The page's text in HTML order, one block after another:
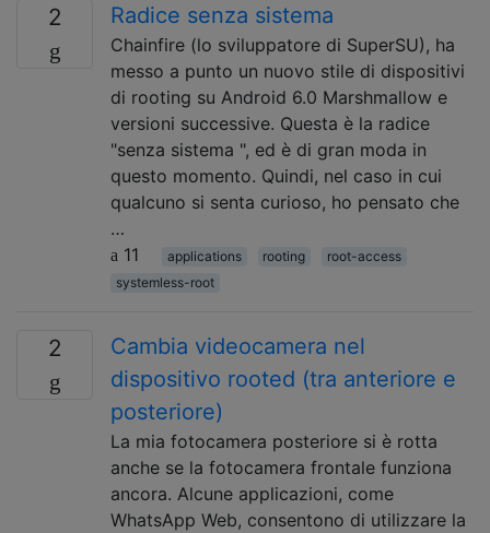
2 Radice senza sistema
Chainfire (lo sviluppatore di SuperSU), ha
messo a punto un nuovo stile di dispositivi
di rooting su Android 6.0 Marshmallow e
versioni successive. Questa è la radice
"senza sistema ", ed è di gran moda in
questo momento. Quindi, nel caso in cui
qualcuno si senta curioso, ho pensato che
…
11
applications rooting
root-access
systemless-root
2
Cambia videocamera nel
dispositivo rooted (tra anteriore e
posteriore)
La mia fotocamera posteriore si è rotta
anche se la fotocamera frontale funziona
ancora. Alcune applicazioni, come
WhatsApp Web, consentono di utilizzare la